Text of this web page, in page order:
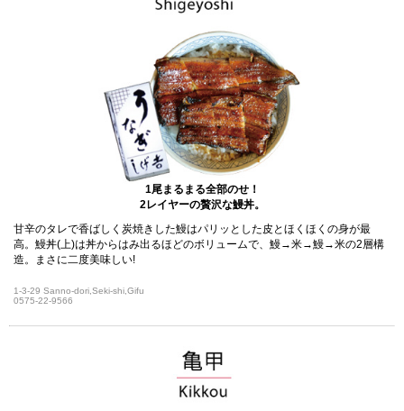
1尾まるまる全部のせ！
2レイヤーの贅沢な鰻丼。
甘辛のタレで香ばしく炭焼きした鰻はパリッとした皮とほくほくの身が最
高。鰻丼(上)は丼からはみ出るほどのボリュームで、鰻→米→鰻→米の2層構
造。まさに二度美味しい!
1-3-29 Sanno-dori,Seki-shi,Gifu
0575-22-9566